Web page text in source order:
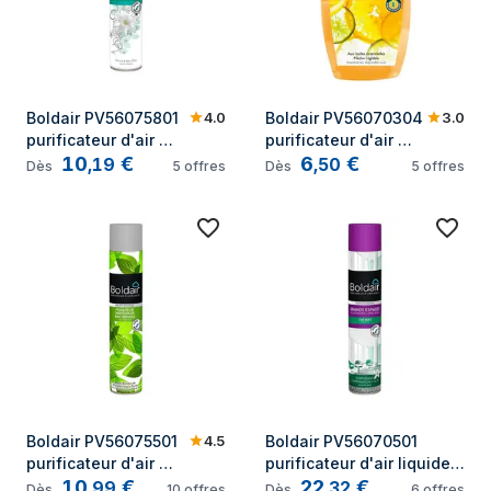
Boldair PV56075801
purificateur d'air
liquide Pulvérisateur
4.0
Dès 10,19 € 5 offres
Boldair PV56070304
purificateur d'air
liquide
Citron 375 ml
3.0
Dès 6,50 € 5 offres
Boldair PV56075501
purificateur d'air
liquide Pulvérisateur
4.5
Boldair PV56070501
purificateur d'air liquide
Pulvérisateur de